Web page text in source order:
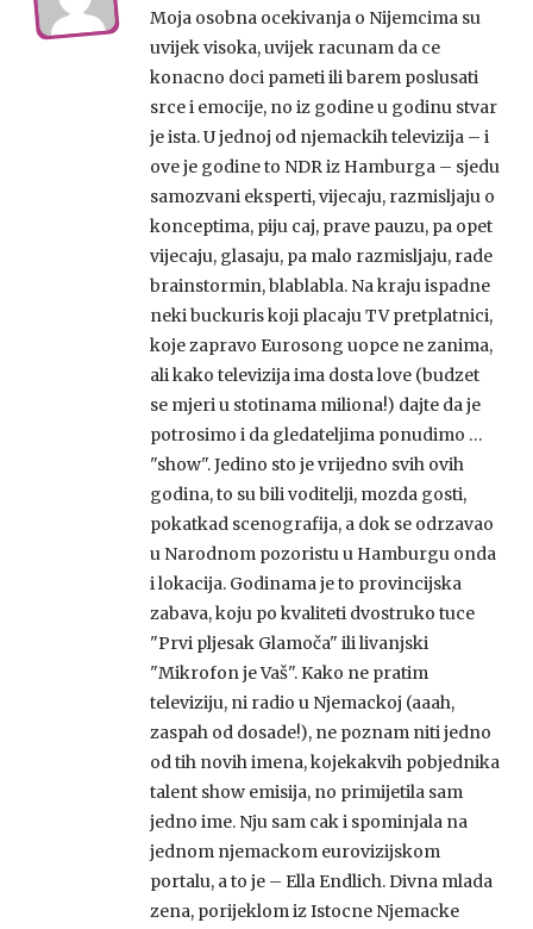
Moja osobna ocekivanja o Nijemcima su
uvijek visoka, uvijek racunam da ce
konacno doci pameti ili barem poslusati
srce i emocije, no iz godine u godinu stvar
je ista. U jednoj od njemackih televizija – i
ove je godine to NDR iz Hamburga – sjedu
samozvani eksperti, vijecaju, razmisljaju o
konceptima, piju caj, prave pauzu, pa opet
vijecaju, glasaju, pa malo razmisljaju, rade
brainstormin, blablabla. Na kraju ispadne
neki buckuris koji placaju TV pretplatnici,
koje zapravo Eurosong uopce ne zanima,
ali kako televizija ima dosta love (budzet
se mjeri u stotinama miliona!) dajte da je
potrosimo i da gledateljima ponudimo …
"show". Jedino sto je vrijedno svih ovih
godina, to su bili voditelji, mozda gosti,
pokatkad scenografija, a dok se odrzavao
u Narodnom pozoristu u Hamburgu onda
i lokacija. Godinama je to provincijska
zabava, koju po kvaliteti dvostruko tuce
"Prvi pljesak Glamoča" ili livanjski
"Mikrofon je Vaš". Kako ne pratim
televiziju, ni radio u Njemackoj (aaah,
zaspah od dosade!), ne poznam niti jedno
od tih novih imena, kojekakvih pobjednika
talent show emisija, no primijetila sam
jedno ime. Nju sam cak i spominjala na
jednom njemackom eurovizijskom
portalu, a to je – Ella Endlich. Divna mlada
zena, porijeklom iz Istocne Njemacke